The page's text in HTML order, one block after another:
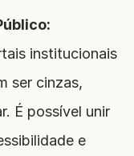
institucionais
ser cinzas,
É possível unir
e